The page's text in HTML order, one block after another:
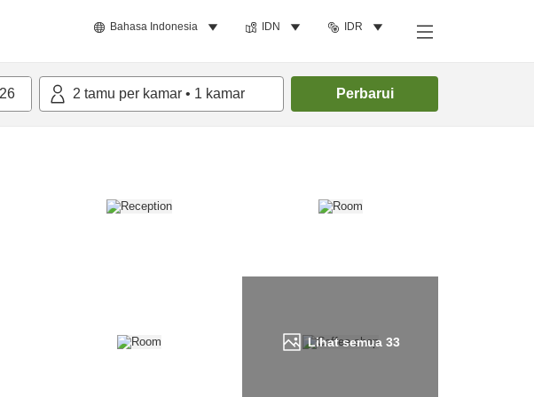
Bahasa Indonesia IDN IDR
2 tamu per kamar • 1 kamar Perbarui
Lihat semua 33
Cari kamar